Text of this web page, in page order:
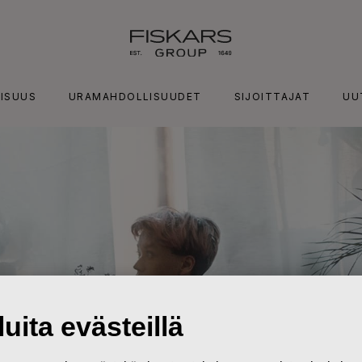
URAMAHDOLLISUUDET SIJOITTAJAT
evästeillä